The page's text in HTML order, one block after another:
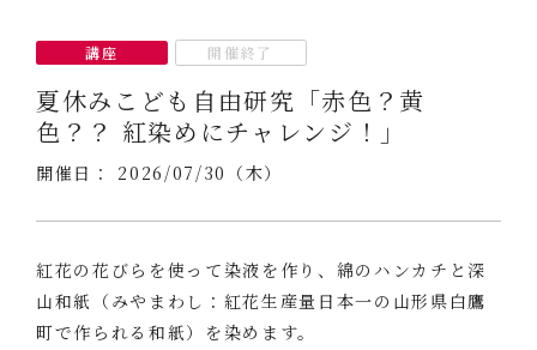
講座 開催終了
夏休みこども自由研究「赤色？黄
色？？ 紅染めにチャレンジ！」
開催日： 2026/07/30（木）
紅花の花びらを使って染液を作り、綿のハンカチと深
山和紙（みやまわし：紅花生産量日本一の山形県白鷹
町で作られる和紙）を染めます。